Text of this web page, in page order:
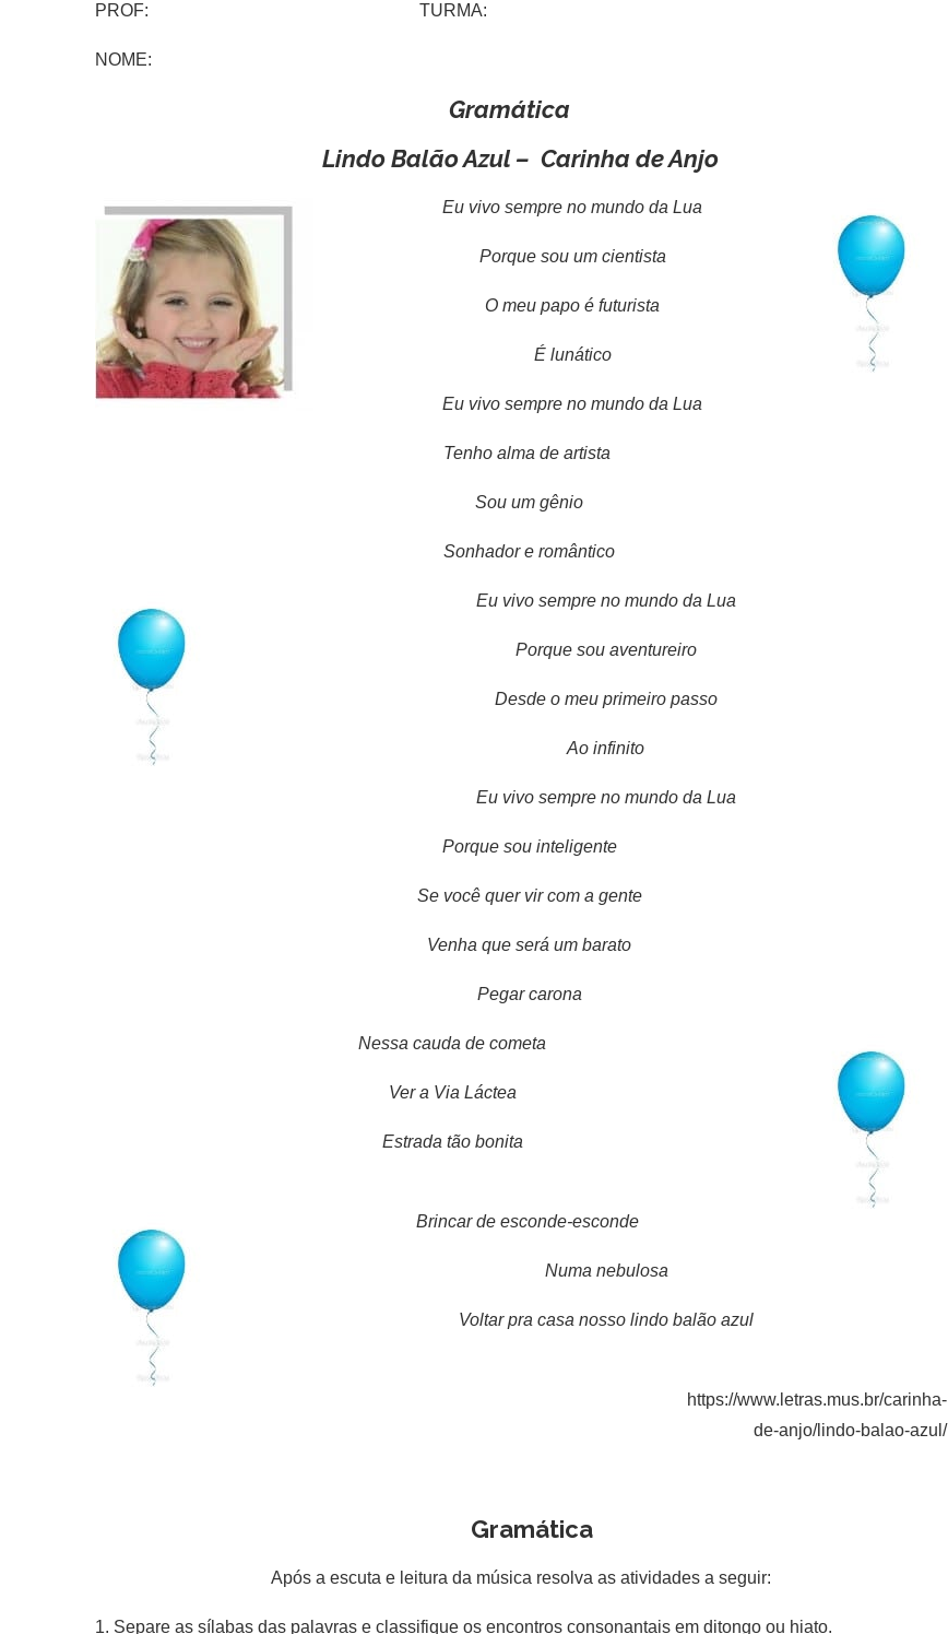
PROF: TURMA:
NOME:
Gramática
Lindo Balão Azul – Carinha de Anjo
Eu vivo sempre no mundo da Lua
Porque sou um cientista
O meu papo é futurista
É lunático
Eu vivo sempre no mundo da Lua
Tenho alma de artista
Sou um gênio
Sonhador e romântico
Eu vivo sempre no mundo da Lua
Porque sou aventureiro
Desde o meu primeiro passo
Ao infinito
Eu vivo sempre no mundo da Lua
Porque sou inteligente
Se você quer vir com a gente
Venha que será um barato
Pegar carona
Nessa cauda de cometa
Ver a Via Láctea
Estrada tão bonita
Brincar de esconde-esconde
Numa nebulosa
Voltar pra casa nosso lindo balão azul
https://www.letras.mus.br/carinha-
de-anjo/lindo-balao-azul/
Gramática
Após a escuta e leitura da música resolva as atividades a seguir:
1. Separe as sílabas das palavras e classifique os encontros consonantais em ditongo ou hiato.